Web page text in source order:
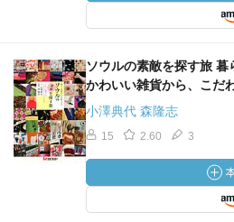
ソウルの素敵を探す旅
かわいい雑貨から、こだ
小澤典代 森隆志
15 2.60 3